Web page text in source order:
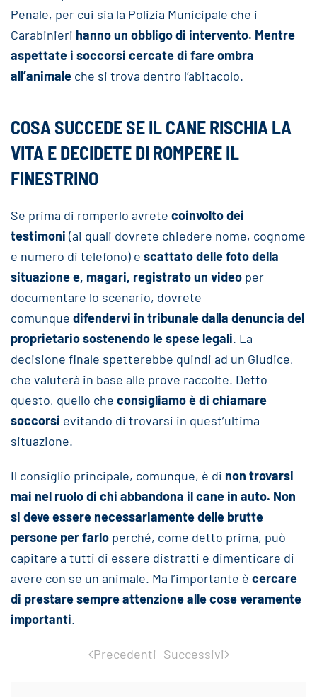
Penale, per cui sia la Polizia Municipale che i
Carabinieri hanno un obbligo di intervento. Mentre
aspettate i soccorsi cercate di fare ombra
all’animale che si trova dentro l’abitacolo.
COSA SUCCEDE SE IL CANE RISCHIA LA
VITA E DECIDETE DI ROMPERE IL
FINESTRINO
Se prima di romperlo avrete coinvolto dei
testimoni (ai quali dovrete chiedere nome, cognome
e numero di telefono) e scattato delle foto della
situazione e, magari, registrato un video per
documentare lo scenario, dovrete
comunque difendervi in tribunale dalla denuncia del
proprietario sostenendo le spese legali. La
decisione finale spetterebbe quindi ad un Giudice,
che valuterà in base alle prove raccolte. Detto
questo, quello che consigliamo è di chiamare
soccorsi evitando di trovarsi in quest’ultima
situazione.
Il consiglio principale, comunque, è di non trovarsi
mai nel ruolo di chi abbandona il cane in auto. Non
si deve essere necessariamente delle brutte
persone per farlo perché, come detto prima, può
capitare a tutti di essere distratti e dimenticare di
avere con se un animale. Ma l’importante è cercare
di prestare sempre attenzione alle cose veramente
importanti.
Precedenti Successivi